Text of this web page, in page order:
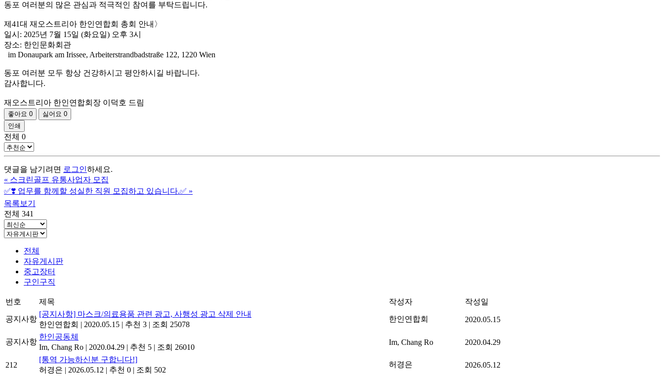
동포 여러분의 많은 관심과 적극적인 참여를 부탁드립니다.
제41대 재오스트리아 한인연합회 총회 안내〉
일시: 2025년 7월 15일 (화요일) 오후 3시
장소: 한인문화회관
im Donaupark am Irissee, Arbeiterstrandbadstraße 122, 1220 Wien
동포 여러분 모두 항상 건강하시고 평안하시길 바랍니다.
감사합니다.
재오스트리아 한인연합회장 이덕호 드림
좋아요 0 싫어요 0
인쇄
전체 0
댓글을 남기려면 로그인하세요.
« 스크린골프 유통사업자 모집
✅❣️ 업무를 함께할 성실한 직원 모집하고 있습니다.✅ »
목록보기
전체 341
전체
자유게시판
중고장터
구인구직
번호 제목 작성자 작성일
공지사항
[공지사항] 마스크/의료용품 관련 광고, 사행성 광고 삭제 안내
한인연합회
2020.05.15 추천 3 조회 25078
한인연합회 2020.05.15
공지사항
한인공동체
Im, Chang Ro
2020.04.29 추천 5 조회 26010
Im, Chang Ro 2020.04.29
212
[통역 가능하신분 구합니다!]
허경은
2026.05.12 추천 0 조회 502
허경은 2026.05.12